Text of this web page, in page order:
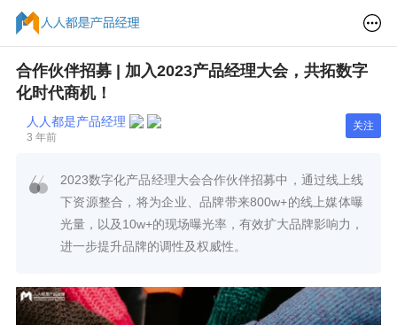
合作伙伴招募 | 加入2023产品经理大会，共拓数字
化时代商机！
人人都是产品经理
3 年前
关注
2023数字化产品经理大会合作伙伴招募中，通过线上线
下资源整合，将为企业、品牌带来800w+的线上媒体曝
光量，以及10w+的现场曝光率，有效扩大品牌影响力，
进一步提升品牌的调性及权威性。